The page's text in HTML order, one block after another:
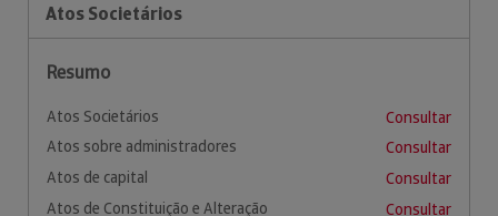
Atos Societários
Resumo
Atos Societários
Consultar
Atos sobre administradores
Consultar
Atos de capital
Consultar
Atos de Constituição e Alteração
Consultar